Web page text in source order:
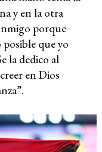
y en la otra
porque
que yo
la dedico al
en Dios